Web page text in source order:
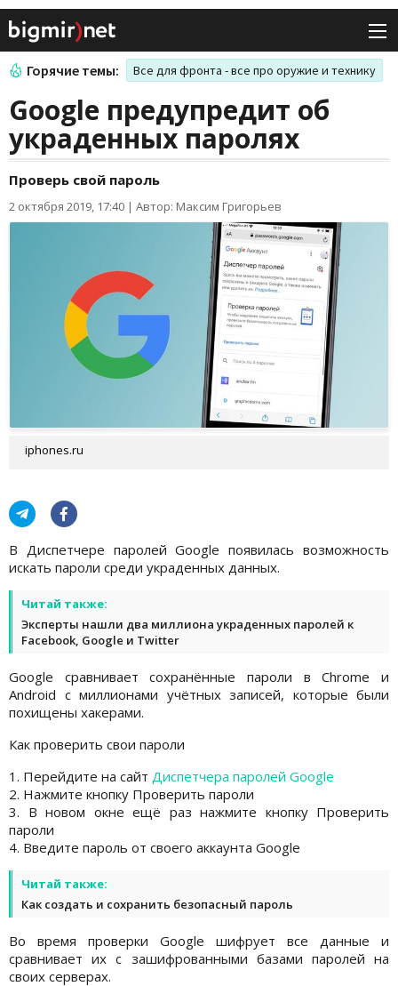
Горячие темы: Все для фронта - все про оружие и технику
Google предупредит об
украденных паролях
Проверь свой пароль
2 октября 2019, 17:40 | Автор: Максим Григорьев
iphones.ru
В Диспетчере паролей Google появилась возможность
искать пароли среди украденных данных.
Читай также:
Эксперты нашли два миллиона украденных паролей к
Facebook, Google и Twitter
Google сравнивает сохранённые пароли в Chrome и
Android с миллионами учётных записей, которые были
похищены хакерами.
Как проверить свои пароли
1. Перейдите на сайт Диспетчера паролей Google
2. Нажмите кнопку Проверить пароли
3. В новом окне ещё раз нажмите кнопку Проверить
пароли
4. Введите пароль от своего аккаунта Google
Читай также:
Как создать и сохранить безопасный пароль
Во время проверки Google шифрует все данные и
сравнивает их с зашифрованными базами паролей на
своих серверах.